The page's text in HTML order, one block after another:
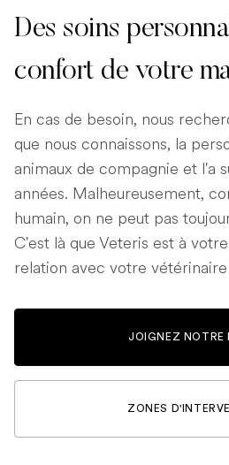
Des soins
confort de votre
En cas de besoin, nous
que nous connaissons, la
animaux de compagnie et l'a
années. Malheureusement,
humain, on ne peut pas
C'est là que Veteris est à
relation avec votre
JOIGNEZ NOTRE
ZONES